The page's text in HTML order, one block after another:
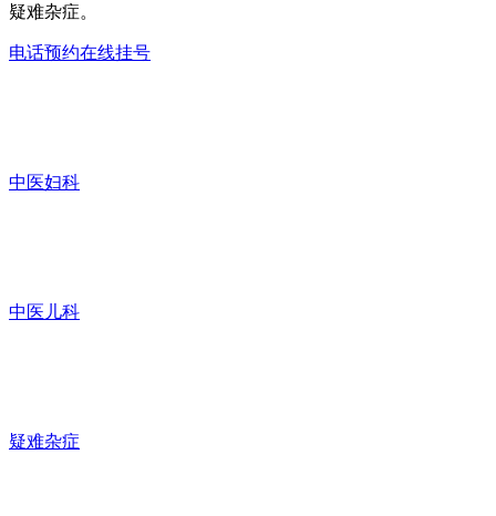
疑难杂症。
电话预约在线挂号
中医妇科
中医儿科
疑难杂症